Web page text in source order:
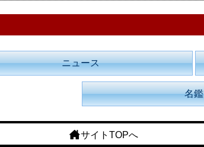
ニュース
名鑑
サイトTOPへ